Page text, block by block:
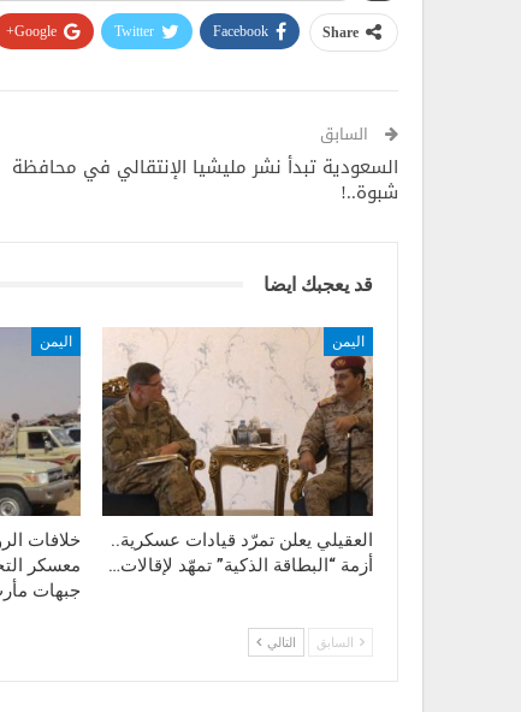
Share
Facebook
Twitter
Google+
السابق
السعودية تبدأ نشر مليشيا الإنتقالي في محافظة
شبوة..!
قد يعجبك ايضا
اليمن
العقيلي يعلن تمرّد قيادات عسكرية..
أزمة “البطاقة الذكية” تمهّد لإقالات…
اليمن
خلافات
معسكر
جبهات
السابق التالي